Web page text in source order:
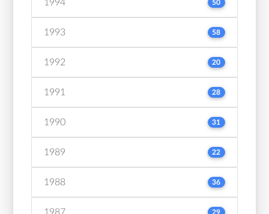
1994 50
1993 58
1992 20
1991 28
1990 31
1989 22
1988 36
1987 29